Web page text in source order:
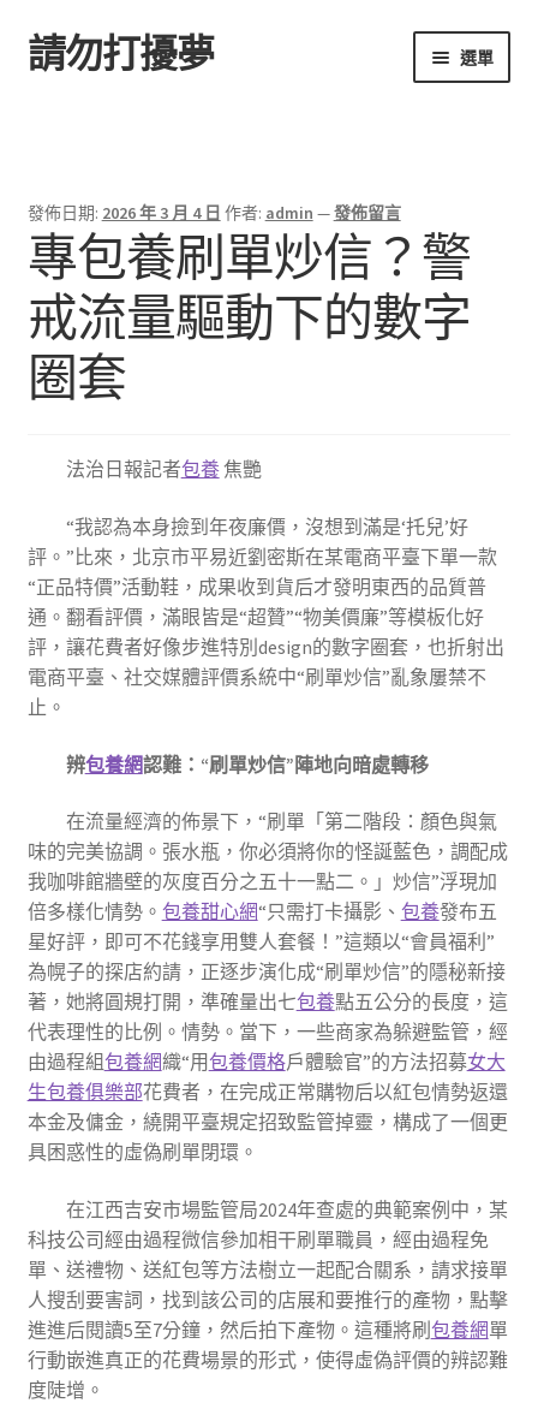
跳
至
跳
至
請勿打擾夢 選單
發佈日期: 2026 年 3 月 4 日 作者: admin —發佈留言
專包養刷單炒信？警
戒流量驅動下的數字
圈套
法治日報記者包養焦艷
“我認為本身撿到年夜廉價，沒想到滿是‘托兒’好
評。”比來，北京市平易近劉密斯在某電商平臺下單一款
“正品特價”活動鞋，成果收到貨后才發明東西的品質普
通。翻看評價，滿眼皆是“超贊”“物美價廉”等模板化好
評，讓花費者好像步進特別design的數字圈套，也折射出
電商平臺、社交媒體評價系統中“刷單炒信”亂象屢禁不
止。
辨包養網認難：“刷單炒信”陣地向暗處轉移
在流量經濟的佈景下，“刷單「第二階段：顏色與氣
味的完美協調。張水瓶，你必須將你的怪誕藍色，調配成
我咖啡館牆壁的灰度百分之五十一點二。」炒信”浮現加
倍多樣化情勢。 包養甜心網“只需打卡攝影、 包養發布五
星好評，即可不花錢享用雙人套餐！”這類以“會員福利”
為幌子的探店約請，正逐步演化成“刷單炒信”的隱秘新接
著，她將圓規打開，準確量出七包養點五公分的長度，這
代表理性的比例。情勢。當下，一些商家為躲避監管，經
由過程組包養網織“用包養價格戶體驗官”的方法招募女大
生包養俱樂部花費者，在完成正常購物后以紅包情勢返還
本金及傭金，繞開平臺規定招致監管掉靈，構成了一個更
具困惑性的虛偽刷單閉環。
在江西吉安市場監管局2024年查處的典範案例中，某
科技公司經由過程微信參加相干刷單職員，經由過程免
單、送禮物、送紅包等方法樹立一起配合關系，請求接單
人搜刮要害詞，找到該公司的店展和要推行的產物，點擊
進進后閱讀5至7分鐘，然后拍下產物。這種將刷 包養網單
行動嵌進真正的花費場景的形式，使得虛偽評價的辨認難
度陡增。